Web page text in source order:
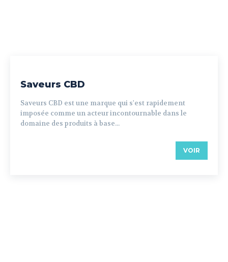
Saveurs CBD
Saveurs CBD est une marque qui s'est rapidement
imposée comme un acteur incontournable dans le
domaine des produits à base...
VOIR